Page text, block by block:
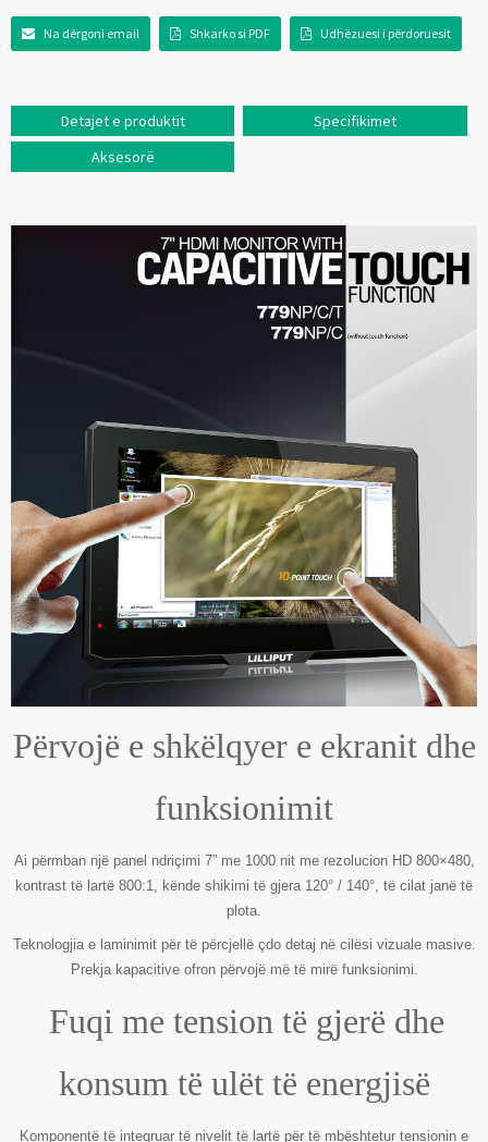
Na dërgoni email Shkarko si PDF Udhëzuesi i përdoruesit
Detajet e produktit
Specifikimet
Aksesorë
Përvojë e shkëlqyer e ekranit dhe
funksionimit
Ai përmban një panel ndriçimi 7” me 1000 nit me rezolucion HD 800×480,
kontrast të lartë 800:1, kënde shikimi të gjera 120° / 140°, të cilat janë të
plota.
Teknologjia e laminimit për të përcjellë çdo detaj në cilësi vizuale masive.
Prekja kapacitive ofron përvojë më të mirë funksionimi.
Fuqi me tension të gjerë dhe
konsum të ulët të energjisë
Komponentë të integruar të nivelit të lartë për të mbështetur tensionin e